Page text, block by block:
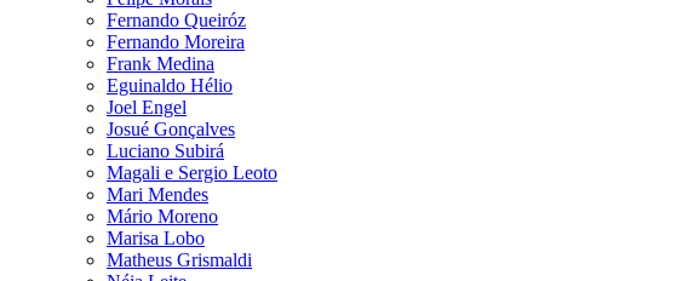
Fernando Queiróz
Fernando Moreira
Frank Medina
Eguinaldo Hélio
Joel Engel
Josué Gonçalves
Luciano Subirá
Magali e Sergio Leoto
Mari Mendes
Mário Moreno
Marisa Lobo
Matheus Grismaldi